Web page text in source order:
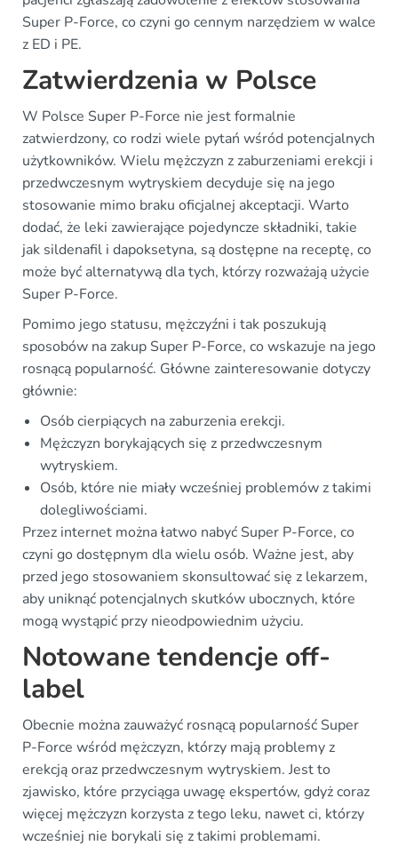
Super P-Force, co czyni go cennym narzędziem w walce
z ED i PE.
Zatwierdzenia w Polsce
W Polsce Super P-Force nie jest formalnie
zatwierdzony, co rodzi wiele pytań wśród potencjalnych
użytkowników. Wielu mężczyzn z zaburzeniami erekcji i
przedwczesnym wytryskiem decyduje się na jego
stosowanie mimo braku oficjalnej akceptacji. Warto
dodać, że leki zawierające pojedyncze składniki, takie
jak sildenafil i dapoksetyna, są dostępne na receptę, co
może być alternatywą dla tych, którzy rozważają użycie
Super P-Force.
Pomimo jego statusu, mężczyźni i tak poszukują
sposobów na zakup Super P-Force, co wskazuje na jego
rosnącą popularność. Główne zainteresowanie dotyczy
głównie:
Osób cierpiących na zaburzenia erekcji.
Mężczyzn borykających się z przedwczesnym
wytryskiem.
Osób, które nie miały wcześniej problemów z takimi
dolegliwościami.
Przez internet można łatwo nabyć Super P-Force, co
czyni go dostępnym dla wielu osób. Ważne jest, aby
przed jego stosowaniem skonsultować się z lekarzem,
aby uniknąć potencjalnych skutków ubocznych, które
mogą wystąpić przy nieodpowiednim użyciu.
Notowane tendencje off-
label
Obecnie można zauważyć rosnącą popularność Super
P-Force wśród mężczyzn, którzy mają problemy z
erekcją oraz przedwczesnym wytryskiem. Jest to
zjawisko, które przyciąga uwagę ekspertów, gdyż coraz
więcej mężczyzn korzysta z tego leku, nawet ci, którzy
wcześniej nie borykali się z takimi problemami.